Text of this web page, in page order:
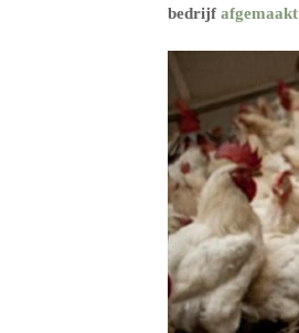
bedrijf afgemaakt